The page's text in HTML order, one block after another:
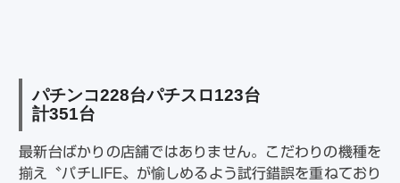
パチンコ228台パチスロ123台
計351台
最新台ばかりの店舗ではありません。こだわりの機種を
揃え〝パチLIFE〟が愉しめるよう試行錯誤を重ねており